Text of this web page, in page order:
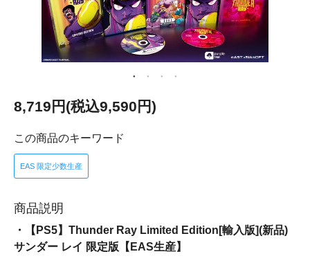
8,719円(税込9,590円)
この商品のキーワード
EAS 限定少数生産
商品説明
・【PS5】Thunder Ray Limited Edition[輸入版](新品)
サンダー レイ 限定版【EAS生産】